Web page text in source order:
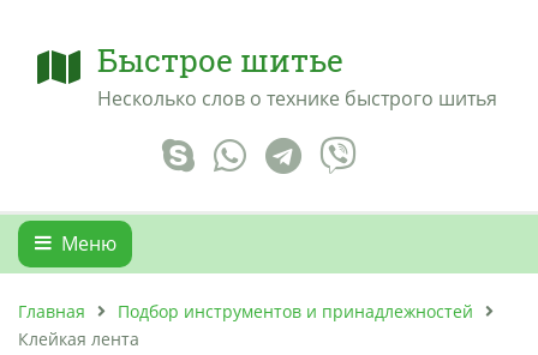
Быстрое шитье
Несколько слов о технике быстрого шитья
Меню
Главная
Подбор инструментов и принадлежностей
Клейкая лента